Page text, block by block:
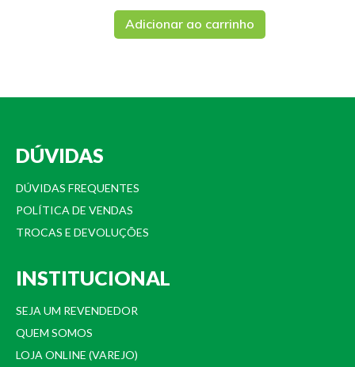
Adicionar ao carrinho
DÚVIDAS
DÚVIDAS FREQUENTES
POLÍTICA DE VENDAS
TROCAS E DEVOLUÇÕES
INSTITUCIONAL
SEJA UM REVENDEDOR
QUEM SOMOS
LOJA ONLINE (VAREJO)